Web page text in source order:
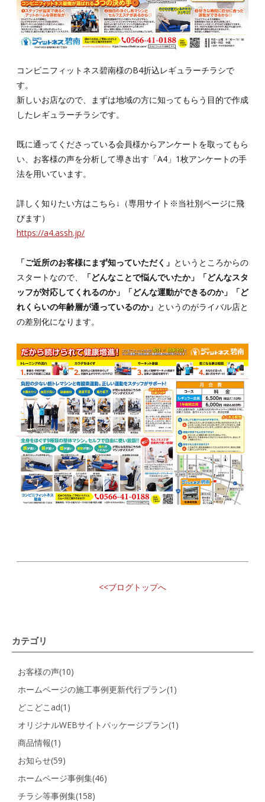
コンビニフィットネス碧南様のB4折込レギュラーチラシで
す。
新しいお店なので、まずは地域の方に知ってもらう目的で作成
したレギュラーチラシです。
既に通ってくださっている会員様からアンケートを取ってもら
い、お客様の声を分析して導き出す「A4」1枚アンケートの手
法を用いています。
詳しく知りたい方はこちら↓（専用サイト※当社別ページに飛
びます）
https://a4.assh.jp/
「ご近所のお客様にまず知っていただく」 というところからの
スタートなので、
「どんなことで悩んでいたか」「どんなスタ
ッフが対応してくれるのか」「どんな運動ができるのか」「ど
れくらいの年齢層が通っているのか」 というのがライバル店と
の差別化になります。
<<ブログトップへ
カテゴリ
お客様の声(10)
ホームページの施工事例更新代行プラン(1)
どこどこad(1)
オリジナルWEBサイトパッケージプラン(1)
商品情報(1)
お知らせ(59)
ホームページ事例集(46)
チラシ等事例集(158)